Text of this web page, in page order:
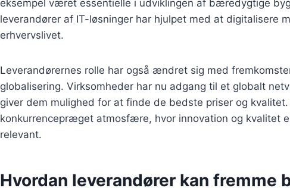
eksempel været essentielle i udviklingen af bæredygtige
leverandører af IT-løsninger har hjulpet med at digitalisere
erhvervslivet.
Leverandørernes rolle har også ændret sig med
globalisering. Virksomheder har nu adgang til et globalt
giver dem mulighed for at finde de bedste priser og
konkurrencepræget atmosfære, hvor innovation og kvalitet
relevant.
Hvordan leverandører kan fremme